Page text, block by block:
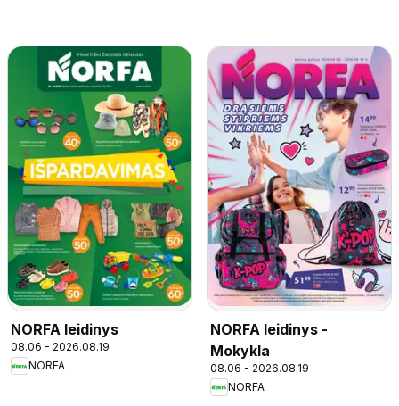
NORFA leidinys
08.06 - 2026.08.19
NORFA
NORFA leidinys -
Mokykla
08.06 - 2026.08.19
NORFA